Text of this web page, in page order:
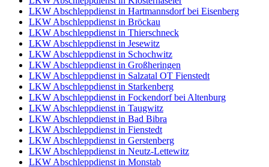
LKW Abschleppdienst in Hartmannsdorf bei Eisenberg
LKW Abschleppdienst in Bröckau
LKW Abschleppdienst in Thierschneck
LKW Abschleppdienst in Jesewitz
LKW Abschleppdienst in Schochwitz
LKW Abschleppdienst in Großheringen
LKW Abschleppdienst in Salzatal OT Fienstedt
LKW Abschleppdienst in Starkenberg
LKW Abschleppdienst in Fockendorf bei Altenburg
LKW Abschleppdienst in Taugwitz
LKW Abschleppdienst in Bad Bibra
LKW Abschleppdienst in Fienstedt
LKW Abschleppdienst in Gerstenberg
LKW Abschleppdienst in Neutz-Lettewitz
LKW Abschleppdienst in Monstab